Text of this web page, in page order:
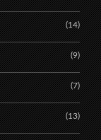
(14)
(9)
(7)
(13)